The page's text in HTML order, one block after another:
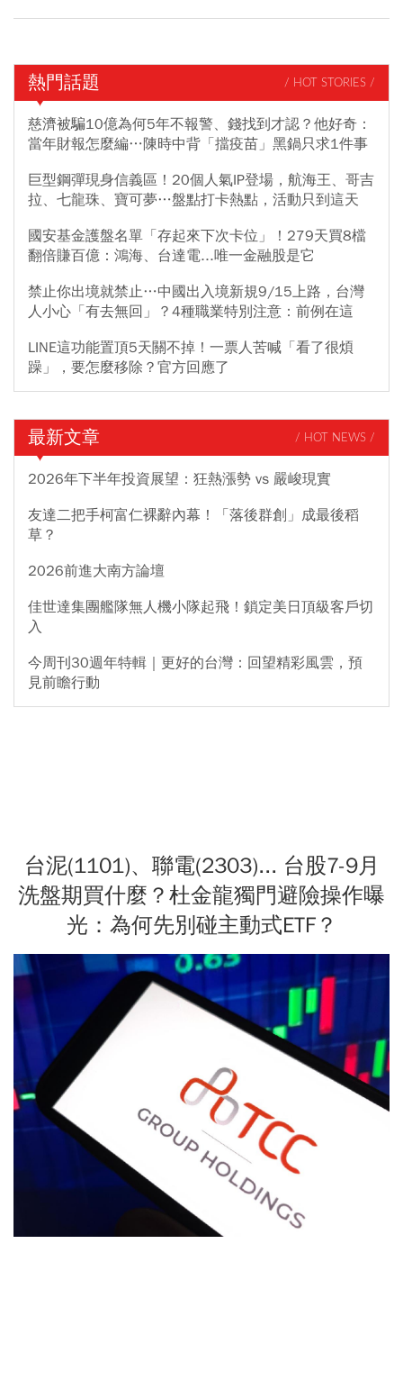
熱門話題 / HOT STORIES /
慈濟被騙10億為何5年不報警、錢找到才認？他好奇：
當年財報怎麼編…陳時中背「擋疫苗」黑鍋只求1件事
巨型鋼彈現身信義區！20個人氣IP登場，航海王、哥吉
拉、七龍珠、寶可夢…盤點打卡熱點，活動只到這天
國安基金護盤名單「存起來下次卡位」！279天買8檔
翻倍賺百億：鴻海、台達電...唯一金融股是它
禁止你出境就禁止…中國出入境新規9/15上路，台灣
人小心「有去無回」？4種職業特別注意：前例在這
LINE這功能置頂5天關不掉！一票人苦喊「看了很煩
躁」，要怎麼移除？官方回應了
最新文章 / HOT NEWS /
2026年下半年投資展望：狂熱漲勢 vs 嚴峻現實
友達二把手柯富仁裸辭內幕！「落後群創」成最後稻
草？
2026前進大南方論壇
佳世達集團艦隊無人機小隊起飛！鎖定美日頂級客戶切
入
今周刊30週年特輯｜更好的台灣：回望精彩風雲，預
見前瞻行動
台泥(1101)、聯電(2303)... 台股7-9月
洗盤期買什麼？杜金龍獨門避險操作曝
光：為何先別碰主動式ETF？